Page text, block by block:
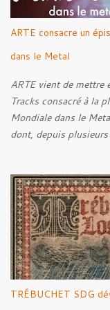
ARTE consacre un
dans le Metal
ARTE vient de mettre
Tracks consacré à la
Mondiale dans le
dont, depuis
cette réflexion,
Kanonenfieber ) et
leur intérêt pour la
donne également la
Kohlmannslehner,
Ralf Raths, directeur
afin d'interroger plus
dans l'esthétique et
TRÉBUCHET SDG